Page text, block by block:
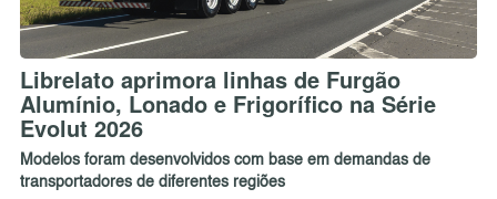
Librelato aprimora linhas de Furgão
Alumínio, Lonado e Frigorífico na Série
Evolut 2026
Modelos foram desenvolvidos com base em demandas de
transportadores de diferentes regiões